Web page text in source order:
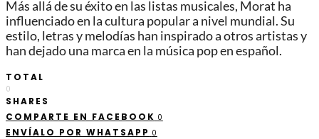
Más allá de su éxito en las listas musicales, Morat ha
influenciado en la cultura popular a nivel mundial. Su
estilo, letras y melodías han inspirado a otros artistas y
han dejado una marca en la música pop en español.
TOTAL
0
SHARES
COMPARTE EN FACEBOOK 0
ENVÍALO POR WHATSAPP 0